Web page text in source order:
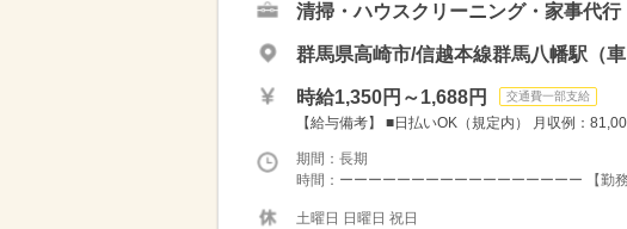
清掃・ハウスクリーニング・家事代行
群馬県高崎市/信越本線群馬八幡駅（車
時給1,350円～1,688円 交通費一部支給
【給与備考】 ■日払いOK（規定内） 月収例：
期間：長期
時間：ーーーーーーーーーーーーーーーーー 【勤
土曜日 日曜日 祝日